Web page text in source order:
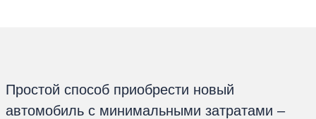
Простой способ приобрести новый
автомобиль с минимальными затратами –